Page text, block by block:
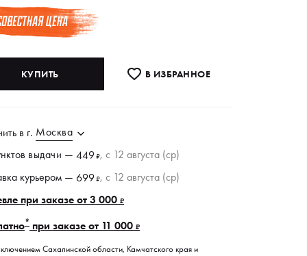
КУПИТЬ В ИЗБРАННОE
в г. Москва
выдачи —449₽, c 12 августа (ср)
курьером —699₽, c 12 августа (ср)
при заказе от 3 000₽
* при заказе от 11 000₽
Сахалинской области, Камчатского края и